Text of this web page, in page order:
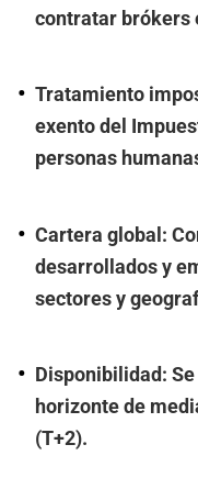
contratar brókers
Tratamiento
exento del
personas
Cartera global:
desarrollados y
sectores y
Disponibilidad:
horizonte de
(T+2).